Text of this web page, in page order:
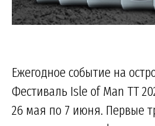
Ежегодное событие на
Фестиваль Isle of Man TT
26 мая по 7 июня. Первые